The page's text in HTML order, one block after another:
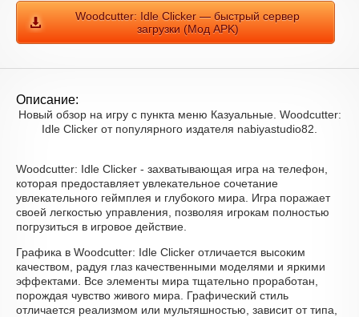
Woodcutter: Idle Clicker — быстрый сервер
загрузки (Мод APK)
Описание:
Новый обзор на игру с пункта меню Казуальные. Woodcutter:
Idle Clicker от популярного издателя nabiyastudio82.
Woodcutter: Idle Clicker - захватывающая игра на телефон,
которая предоставляет увлекательное сочетание
увлекательного геймплея и глубокого мира. Игра поражает
своей легкостью управления, позволяя игрокам полностью
погрузиться в игровое действие.
Графика в Woodcutter: Idle Clicker отличается высоким
качеством, радуя глаз качественными моделями и яркими
эффектами. Все элементы мира тщательно проработан,
порождая чувство живого мира. Графический стиль
отличается реализмом или мультяшностью, зависит от типа,